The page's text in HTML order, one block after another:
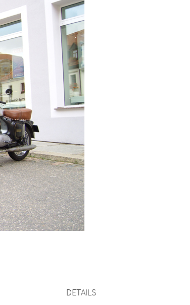
DETAILS